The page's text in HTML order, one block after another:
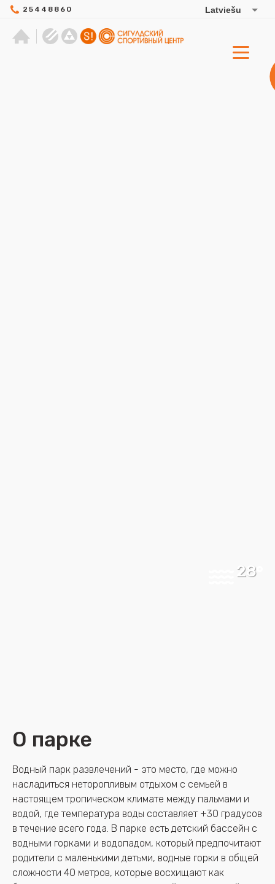
Latviešu
25448860
28
О парке
Водный парк развлечений - это место, где можно
насладиться неторопливым отдыхом с семьей в
настоящем тропическом климате между пальмами и
водой, где температура воды составляет +30 градусов
в течение всего года. В парке есть детский бассейн с
водными горками и водопадом, который предпочитают
родители с маленькими детьми, водные горки в общей
сложности 40 метров, которые восхищают как